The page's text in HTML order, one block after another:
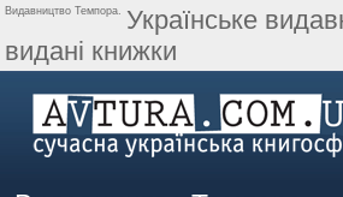
Видавництво Темпора. Українське
видані книжки